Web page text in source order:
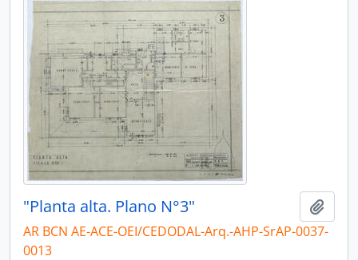
"Planta alta. Plano N°3"
AR BCN AE-ACE-OEI/CEDODAL-Arq.-AHP-SrAP-0037-
0013